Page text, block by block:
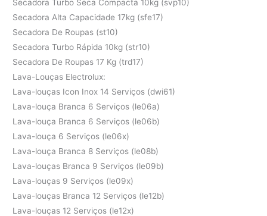
Secadora Turbo Seca Compacta 10kg (svp10)
Secadora Alta Capacidade 17kg (sfe17)
Secadora De Roupas (st10)
Secadora Turbo Rápida 10kg (str10)
Secadora De Roupas 17 Kg (trd17)
Lava-Louças Electrolux:
Lava-louças Icon Inox 14 Serviços (dwi61)
Lava-louça Branca 6 Serviços (le06a)
Lava-louça Branca 6 Serviços (le06b)
Lava-louça 6 Serviços (le06x)
Lava-louça Branca 8 Serviços (le08b)
Lava-louças Branca 9 Serviços (le09b)
Lava-louças 9 Serviços (le09x)
Lava-louças Branca 12 Serviços (le12b)
Lava-louças 12 Serviços (le12x)